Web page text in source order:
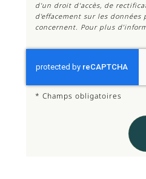
d'un droit d'accès, de
d'effacement sur les données
concernent. Pour plus
* Champs obligatoires